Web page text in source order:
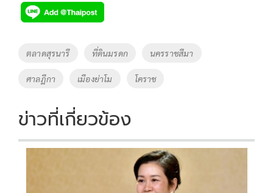
e
b
o
o
k
tt
er
p
y
Li
n
k
Tags
ตลาดสุรนารี ที่ดินมรดก นครราชสีมา
ศาลฎีกา เมืองย่าโม โคราช
ข่าวที่เกี่ยวข้อง